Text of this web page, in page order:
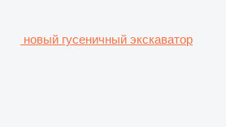
новый гусеничный экскаватор